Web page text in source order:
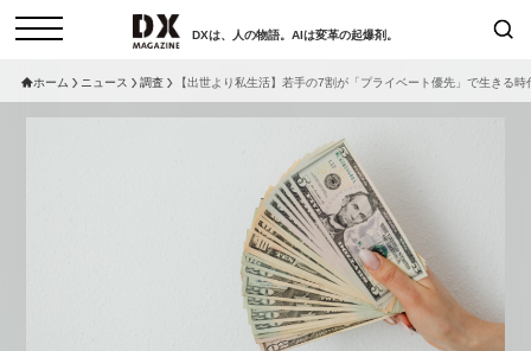
DXは、人の物語。AIは変革の起爆剤。
ニュース
日本オムニチャネル協会
トップページ
特集
動画
検索
現在開催予定のセミナー
【8/12開催】「イノベーションを
ホーム ニュース 調査 【出世より私生活】若手の7割が「プライベート優先」で生きる